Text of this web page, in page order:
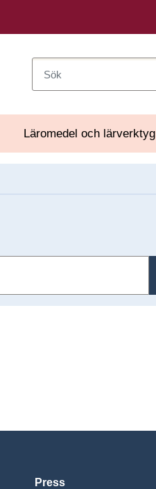
Läromedel och lärverktyg
Press